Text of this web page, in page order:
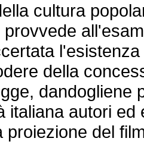
cultura
della
dandogliene
italiana autori
proiezione del